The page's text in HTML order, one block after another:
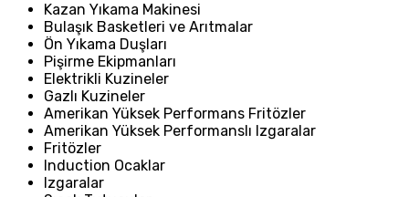
Kazan Yıkama Makinesi
Bulaşık Basketleri ve Arıtmalar
Ön Yıkama Duşları
Pişirme Ekipmanları
Elektrikli Kuzineler
Gazlı Kuzineler
Amerikan Yüksek Performans Fritözler
Amerikan Yüksek Performanslı Izgaralar
Fritözler
Induction Ocaklar
Izgaralar